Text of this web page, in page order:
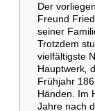
Der
Freund
seiner
Trotzdem
vielfältigste
Hauptwerk,
Frühjahr
Händen. Im
Jahre nach